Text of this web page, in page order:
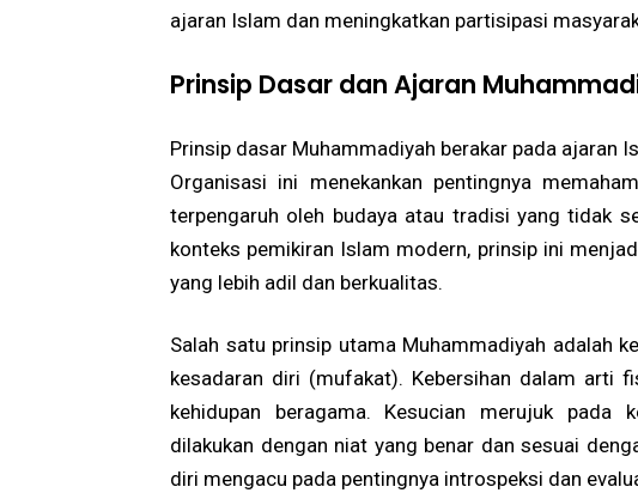
ajaran Islam dan meningkatkan partisipasi
Prinsip Dasar dan Ajaran
Prinsip dasar Muhammadiyah berakar pada ajaran
Organisasi ini menekankan pentingnya
terpengaruh oleh budaya atau tradisi yang tidak
konteks pemikiran Islam modern, prinsip ini
yang lebih adil dan berkualitas.
Salah satu prinsip utama Muhammadiyah adalah
kesadaran diri (mufakat). Kebersihan dalam arti
kehidupan beragama. Kesucian merujuk pada
dilakukan dengan niat yang benar dan sesuai
diri mengacu pada pentingnya introspeksi dan